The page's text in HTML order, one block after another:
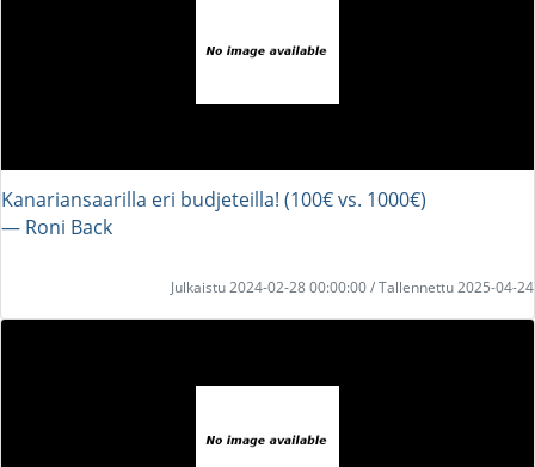
Kanariansaarilla eri budjeteilla! (100€ vs. 1000€)
― Roni Back
Julkaistu 2024-02-28 00:00:00 / Tallennettu 2025-04-24